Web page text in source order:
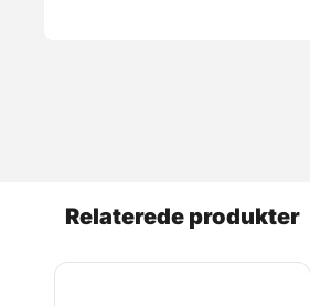
Relaterede produkter